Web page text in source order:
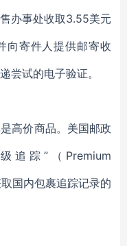
办事处收取3.55美元
向寄件人提供邮寄收
尝试的电子验证。
高价商品。美国邮政
追踪”（Premium
国内包裹追踪记录的